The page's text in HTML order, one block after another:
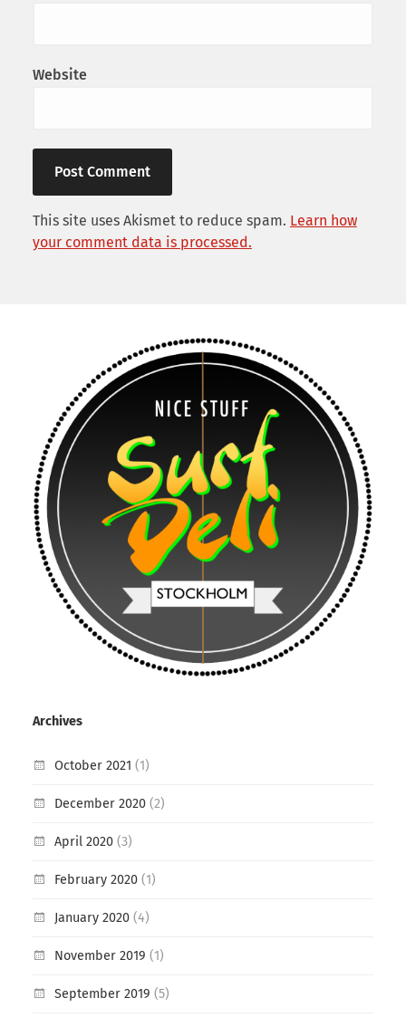
Website
This site uses Akismet to reduce spam. Learn how
your comment data is processed.
Archives
October 2021 (1)
December 2020(2)
April 2020(3)
February 2020(1)
January 2020(4)
November 2019 (1)
September 2019 (5)